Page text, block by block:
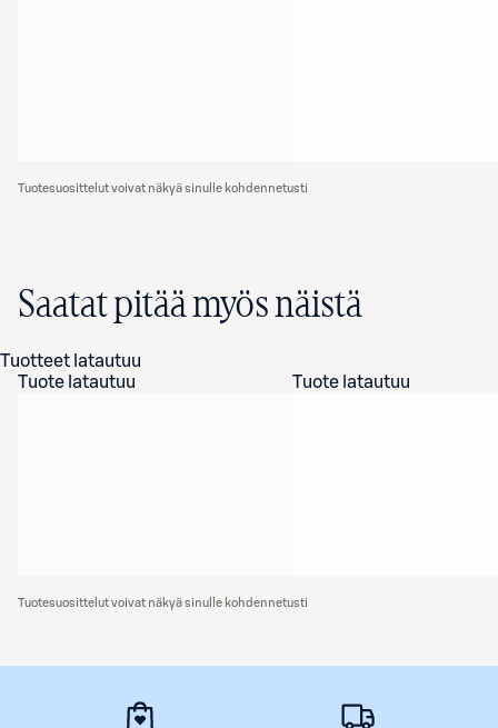
Tuotesuosittelut voivat näkyä sinulle kohdennetusti
Saatat pitää myös näistä
Tuotteet latautuu
Tuote latautuu
Tuote latautuu
Tuotesuosittelut voivat näkyä sinulle kohdennetusti